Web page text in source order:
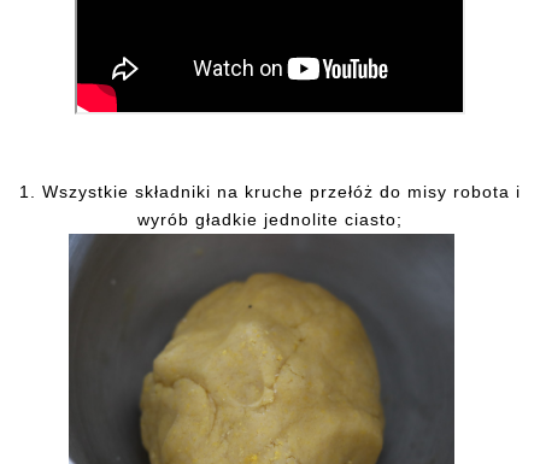
1. Wszystkie składniki na kruche przełóż do misy robota i
wyrób gładkie jednolite ciasto;